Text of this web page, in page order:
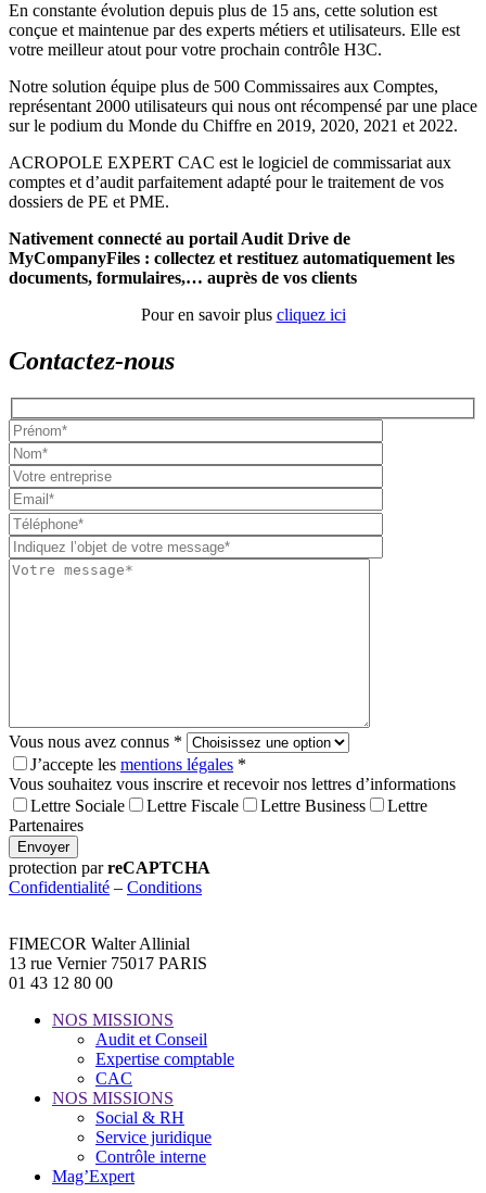
En constante évolution depuis plus de 15 ans, cette solution est
conçue et maintenue par des experts métiers et utilisateurs. Elle est
votre meilleur atout pour votre prochain contrôle H3C.
Notre solution équipe plus de 500 Commissaires aux Comptes,
représentant 2000 utilisateurs qui nous ont récompensé par une place
sur le podium du Monde du Chiffre en 2019, 2020, 2021 et 2022.
ACROPOLE EXPERT CAC est le logiciel de commissariat aux
comptes et d’audit parfaitement adapté pour le traitement de vos
dossiers de PE et PME.
Nativement connecté au portail Audit Drive de
MyCompanyFiles : collectez et restituez automatiquement les
documents, formulaires,… auprès de vos clients
Pour en savoir plus cliquez ici
Contactez-nous
Please
leave
this
field
Vous nous avez connus *
J’accepte les mentions légales *
Vous souhaitez vous inscrire et recevoir nos lettres d’informations
Lettre Sociale
Lettre Fiscale Lettre Business
Lettre
Partenaires
Envoyer
protection parreCAPTCHA
Confidentialité – Conditions
FIMECOR Walter Allinial
13 rue Vernier 75017 PARIS
01 43 12 80 00
NOS MISSIONS
Audit et Conseil
Expertise comptable
CAC
NOS MISSIONS
Social & RH
Service juridique
Contrôle interne
Mag’Expert